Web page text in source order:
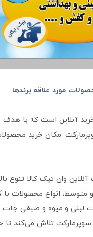
مورد علاقه برندها
آنلاین است که با
امکان خرید محصولات
وان تیک کالا
انواع محصولات با
لبنی و میوه و صیفی جات
تلاش می‌کند تا